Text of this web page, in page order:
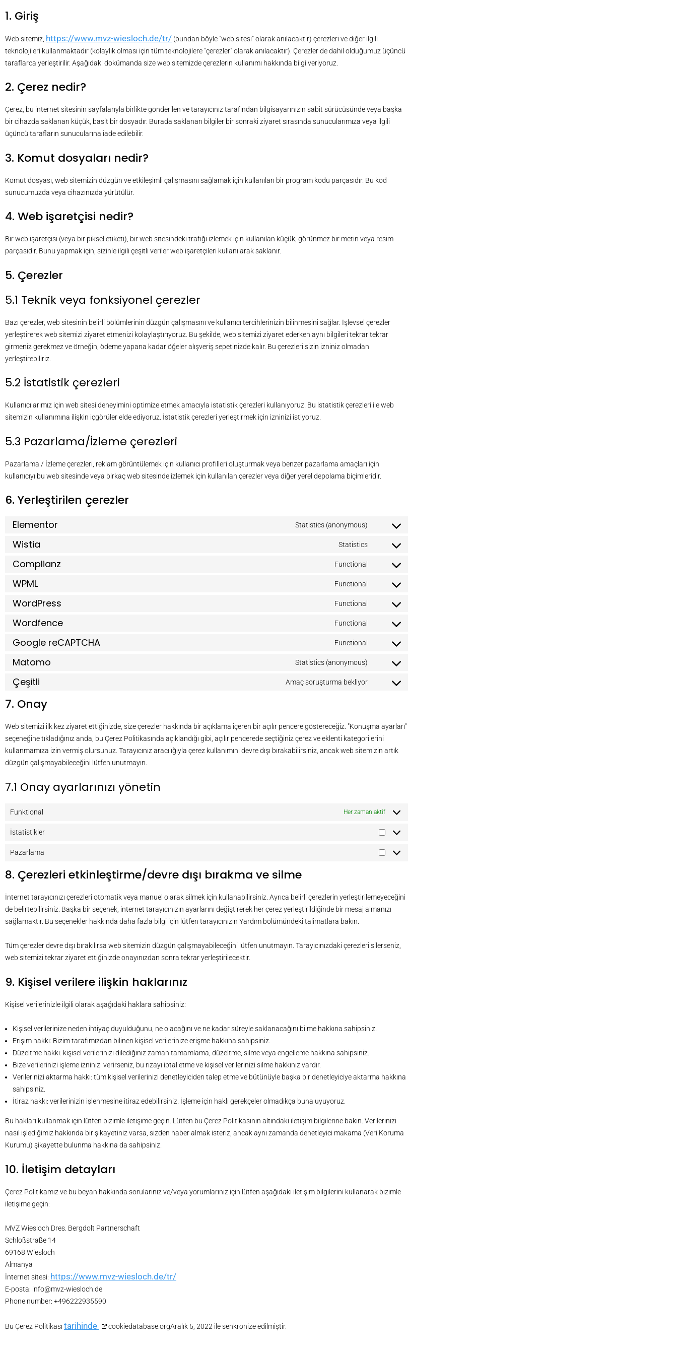
1. Giriş
Web sitemiz, https://www.mvz-wiesloch.de/tr/ (bundan böyle "web sitesi" olarak anılacaktır) çerezleri ve diğer ilgili
teknolojileri kullanmaktadır (kolaylık olması için tüm teknolojilere "çerezler" olarak anılacaktır). Çerezler de dahil olduğumuz üçüncü
taraflarca yerleştirilir. Aşağıdaki dokümanda size web sitemizde çerezlerin kullanımı hakkında bilgi veriyoruz.
2. Çerez nedir?
Çerez, bu internet sitesinin sayfalarıyla birlikte gönderilen ve tarayıcınız tarafından bilgisayarınızın sabit sürücüsünde veya başka
bir cihazda saklanan küçük, basit bir dosyadır. Burada saklanan bilgiler bir sonraki ziyaret sırasında sunucularımıza veya ilgili
üçüncü tarafların sunucularına iade edilebilir.
3. Komut dosyaları nedir?
Komut dosyası, web sitemizin düzgün ve etkileşimli çalışmasını sağlamak için kullanılan bir program kodu parçasıdır. Bu kod
sunucumuzda veya cihazınızda yürütülür.
4. Web işaretçisi nedir?
Bir web işaretçisi (veya bir piksel etiketi), bir web sitesindeki trafiği izlemek için kullanılan küçük, görünmez bir metin veya resim
parçasıdır. Bunu yapmak için, sizinle ilgili çeşitli veriler web işaretçileri kullanılarak saklanır.
5. Çerezler
5.1 Teknik veya fonksiyonel çerezler
Bazı çerezler, web sitesinin belirli bölümlerinin düzgün çalışmasını ve kullanıcı tercihlerinizin bilinmesini sağlar. İşlevsel çerezler
yerleştirerek web sitemizi ziyaret etmenizi kolaylaştırıyoruz. Bu şekilde, web sitemizi ziyaret ederken aynı bilgileri tekrar tekrar
girmeniz gerekmez ve örneğin, ödeme yapana kadar öğeler alışveriş sepetinizde kalır. Bu çerezleri sizin izniniz olmadan
yerleştirebiliriz.
5.2 İstatistik çerezleri
Kullanıcılarımız için web sitesi deneyimini optimize etmek amacıyla istatistik çerezleri kullanıyoruz. Bu istatistik çerezleri ile web
sitemizin kullanımına ilişkin içgörüler elde ediyoruz. İstatistik çerezleri yerleştirmek için izninizi istiyoruz.
5.3 Pazarlama/İzleme çerezleri
Pazarlama / İzleme çerezleri, reklam görüntülemek için kullanıcı profilleri oluşturmak veya benzer pazarlama amaçları için
kullanıcıyı bu web sitesinde veya birkaç web sitesinde izlemek için kullanılan çerezler veya diğer yerel depolama biçimleridir.
6. Yerleştirilen çerezler
Elementor Statistics (anonymous)
Wistia Statistics
Complianz Functional
WPML Functional
WordPress Functional
Wordfence Functional
Google reCAPTCHA Functional
Matomo Statistics (anonymous)
Çeşitli Amaç soruşturma bekliyor
7. Onay
Web sitemizi ilk kez ziyaret ettiğinizde, size çerezler hakkında bir açıklama içeren bir açılır pencere göstereceğiz. "Konuşma ayarları"
seçeneğine tıkladığınız anda, bu Çerez Politikasında açıklandığı gibi, açılır pencerede seçtiğiniz çerez ve eklenti kategorilerini
kullanmamıza izin vermiş olursunuz. Tarayıcınız aracılığıyla çerez kullanımını devre dışı bırakabilirsiniz, ancak web sitemizin artık
düzgün çalışmayabileceğini lütfen unutmayın.
7.1 Onay ayarlarınızı yönetin
Funktional Her zaman aktif
İstatistikler
Pazarlama
8. Çerezleri etkinleştirme/devre dışı bırakma ve silme
İnternet tarayıcınızı çerezleri otomatik veya manuel olarak silmek için kullanabilirsiniz. Ayrıca belirli çerezlerin yerleştirilemeyeceğini
de belirtebilirsiniz. Başka bir seçenek, internet tarayıcınızın ayarlarını değiştirerek her çerez yerleştirildiğinde bir mesaj almanızı
sağlamaktır. Bu seçenekler hakkında daha fazla bilgi için lütfen tarayıcınızın Yardım bölümündeki talimatlara bakın.
Tüm çerezler devre dışı bırakılırsa web sitemizin düzgün çalışmayabileceğini lütfen unutmayın. Tarayıcınızdaki çerezleri silerseniz,
web sitemizi tekrar ziyaret ettiğinizde onayınızdan sonra tekrar yerleştirilecektir.
9. Kişisel verilere ilişkin haklarınız
Kişisel verilerinizle ilgili olarak aşağıdaki haklara sahipsiniz:
Kişisel verilerinize neden ihtiyaç duyulduğunu, ne olacağını ve ne kadar süreyle saklanacağını bilme hakkına sahipsiniz.
Erişim hakkı: Bizim tarafımızdan bilinen kişisel verilerinize erişme hakkına sahipsiniz.
Düzeltme hakkı: kişisel verilerinizi dilediğiniz zaman tamamlama, düzeltme, silme veya engelleme hakkına sahipsiniz.
Bize verilerinizi işleme izninizi verirseniz, bu rızayı iptal etme ve kişisel verilerinizi silme hakkınız vardır.
Verilerinizi aktarma hakkı: tüm kişisel verilerinizi denetleyiciden talep etme ve bütünüyle başka bir denetleyiciye aktarma hakkına
sahipsiniz.
İtiraz hakkı: verilerinizin işlenmesine itiraz edebilirsiniz. İşleme için haklı gerekçeler olmadıkça buna uyuyoruz.
Bu hakları kullanmak için lütfen bizimle iletişime geçin. Lütfen bu Çerez Politikasının altındaki iletişim bilgilerine bakın. Verilerinizi
nasıl işlediğimiz hakkında bir şikayetiniz varsa, sizden haber almak isteriz, ancak aynı zamanda denetleyici makama (Veri Koruma
Kurumu) şikayette bulunma hakkına da sahipsiniz.
10. İletişim detayları
Çerez Politikamız ve bu beyan hakkında sorularınız ve/veya yorumlarınız için lütfen aşağıdaki iletişim bilgilerini kullanarak bizimle
iletişime geçin:
MVZ Wiesloch Dres. Bergdolt Partnerschaft
Schloßstraße 14
69168 Wiesloch
Almanya
İnternet sitesi: https://www.mvz-wiesloch.de/tr/
E-posta: info@mvz-wiesloch.de
Phone number: +496222935590
Bu Çerez Politikası tarihinde cookiedatabase.orgAralık 5, 2022 ile senkronize edilmiştir.